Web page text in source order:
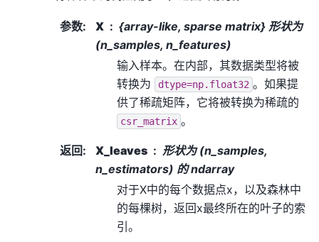
参数: X
{array-like, sparse matrix} 形状为
(n_samples, n_features)
输入样本。在内部，其数据类型将被
转换为
dtype=np.float32 。如果提
供了稀疏矩阵，它将被转换为稀疏的
csr_matrix 。
返回: X_leaves
形状为 (n_samples,
n_estimators) 的 ndarray
对于X中的每个数据点x，以及森林中
的每棵树，返回x最终所在的叶子的索
引。